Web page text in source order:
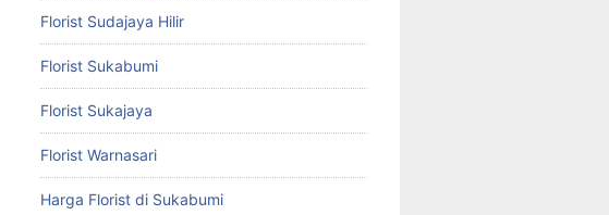
Florist Sudajaya Hilir
Florist Sukabumi
Florist Sukajaya
Florist Warnasari
Harga Florist di Sukabumi